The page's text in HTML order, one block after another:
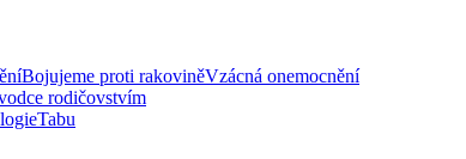
Bojujeme proti rakoviněVzácná onemocnění
rodičovstvím
Tabu